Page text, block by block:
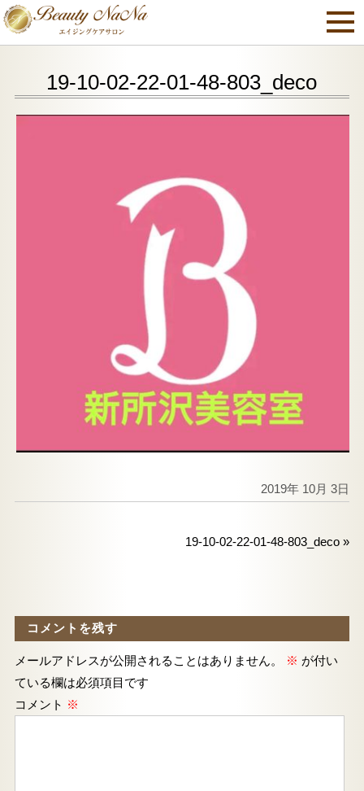
19-10-02-22-01-48-803_deco
2019年 10月 3日
19-10-02-22-01-48-803_deco »
コメントを残す
メールアドレスが公開されることはありません。 ※ が付い
ている欄は必須項目です
コメント ※